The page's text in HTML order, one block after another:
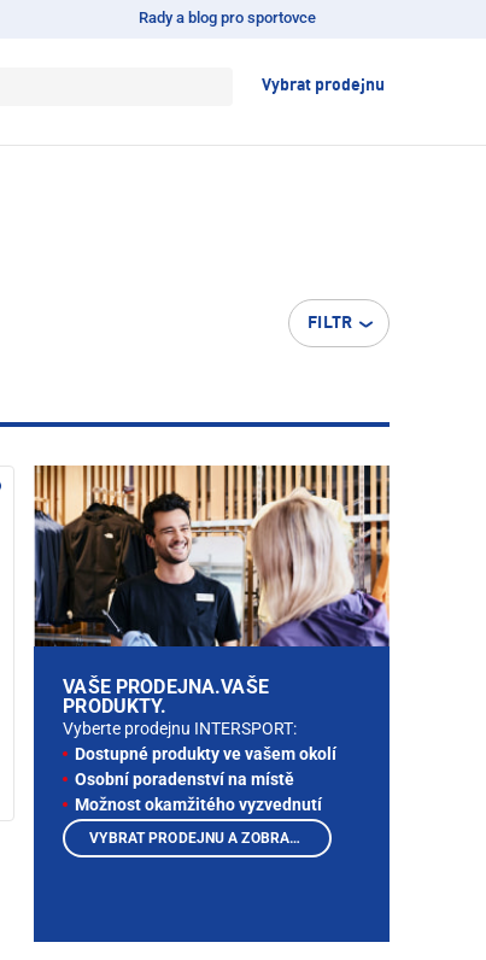
Rady a blog pro sportovce
Vybrat prodejnu
FILTR
VAŠE PRODEJNA.VAŠE
PRODUKTY.
Vyberte prodejnu INTERSPORT:
Dostupné produkty ve vašem okolí
Osobní poradenství na místě
Možnost okamžitého vyzvednutí
VYBRAT PRODEJNU A ZOBRAZIT PRODUKTY